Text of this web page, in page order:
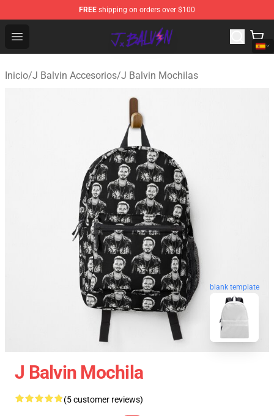
FREE shipping on orders over $100
Open menu
J Balvin Store - Official J Balvin Merchandise Shop
Inicio/J Balvin Accesorios/J Balvin Mochilas
blank template
J Balvin Mochila
(5 customer reviews)